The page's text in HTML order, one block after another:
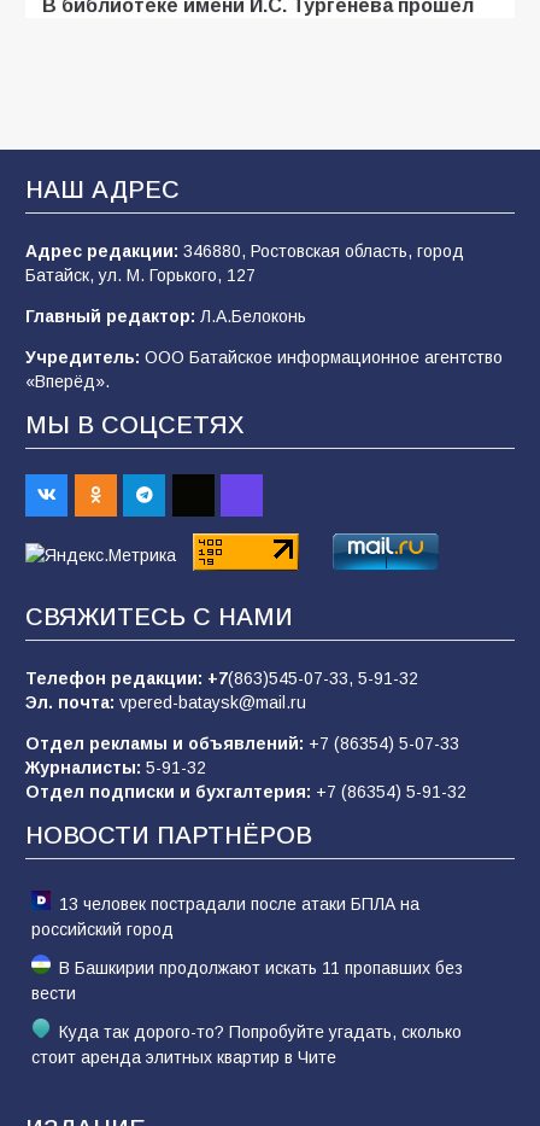
В библиотеке имени И.С. Тургенева прошёл
В Батайске продолжаются дорожные работы
108 04.08.2026
строительные профессии в ходе
спортивного праздника
90
Командовал боем до последнего: герой
Евгений Остапенко
05.08.2026
Батайчане вышли в финал Всероссийского
конкурса «Большая перемена»
62 04.08.2026
Батайским спортсменам вручили награды
НАШ АДРЕС
Адрес редакции: 346880, Ростовская область, город
Батайск, ул. М. Горького, 127
Главный редактор: Л.А.Белоконь
Учредитель: ООО Батайское информационное агентство
«Вперёд».
МЫ В СОЦСЕТЯХ
СВЯЖИТЕСЬ С НАМИ
Телефон редакции: +7(863)545-07-33, 5-91-32
Эл. почта: vpered-bataysk@mail.ru
Отдел рекламы и объявлений: +7 (86354) 5-07-33
Журналисты: 5-91-32
Отдел подписки и бухгалтерия: +7 (86354) 5-91-32
НОВОСТИ ПАРТНЁРОВ
13 человек пострадали после атаки БПЛА на
российский город
В Башкирии продолжают искать 11 пропавших без
вести
Куда так дорого-то? Попробуйте угадать, сколько
стоит аренда элитных квартир в Чите